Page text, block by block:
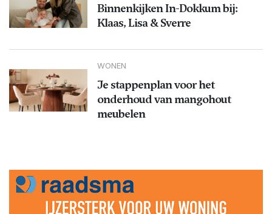
Binnenkijken In-Dokkum bij:
Klaas, Lisa & Sverre
WONEN
Je stappenplan voor het
onderhoud van mangohout
meubelen